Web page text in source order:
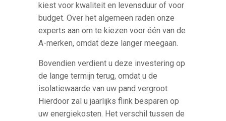
kiest voor kwaliteit en levensduur of voor
budget. Over het algemeen raden onze
experts aan om te kiezen voor één van de
A-merken, omdat deze langer meegaan.
Bovendien verdient u deze investering op
de lange termijn terug, omdat u de
isolatiewaarde van uw pand vergroot.
Hierdoor zal u jaarlijks flink besparen op
uw energiekosten. Het verschil tussen de